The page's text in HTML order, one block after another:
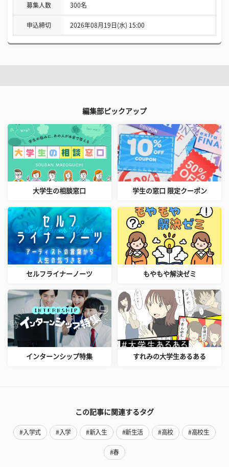
募集人数 300名
申込締切 2026年08月19日(水) 15:00
編集部ピックアップ
大学生の相談窓口 学生の窓口 限定クーポン
セルフライナーノーツ もやもや解決ゼミ
インターンシップ特集 すれみの大学生あるある
この記事に関連するタグ
#入学式 #入学 #新入生 #新生活 #高校 #高校生
#春